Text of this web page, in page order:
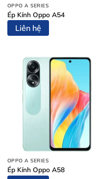
OPPO A SERIES
Ép Kính Oppo A54
Liên hệ
OPPO A SERIES
Ép Kính Oppo A58